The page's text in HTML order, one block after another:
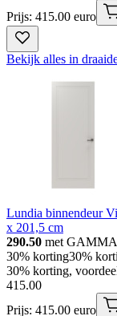
Prijs: 415.00 euro
Bekijk alles in
Lundia binnendeur
x 201,5 cm
290.50 met GAMMA
30% korting30%
30% korting,
415.00
Prijs: 415.00 euro